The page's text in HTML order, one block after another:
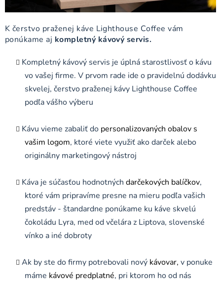
K čerstvo praženej káve Lighthouse Coffee vám
ponúkame aj kompletný kávový servis.
Kompletný kávový servis je úplná starostlivosť o kávu
vo vašej firme. V prvom rade ide o pravidelnú dodávku
skvelej, čerstvo praženej kávy Lighthouse Coffee
podľa vášho výberu
Kávu vieme zabaliť do personalizovaných obalov s
vašim logom, ktoré viete využiť ako darček alebo
originálny marketingový nástroj
Káva je súčasťou hodnotných darčekových balíčkov,
ktoré vám pripravíme presne na mieru podľa vašich
predstáv - štandardne ponúkame ku káve skvelú
čokoládu Lyra, med od včelára z Liptova, slovenské
vínko a iné dobroty
Ak by ste do firmy potrebovali nový kávovar, v ponuke
máme kávové predplatné, pri ktorom ho od nás